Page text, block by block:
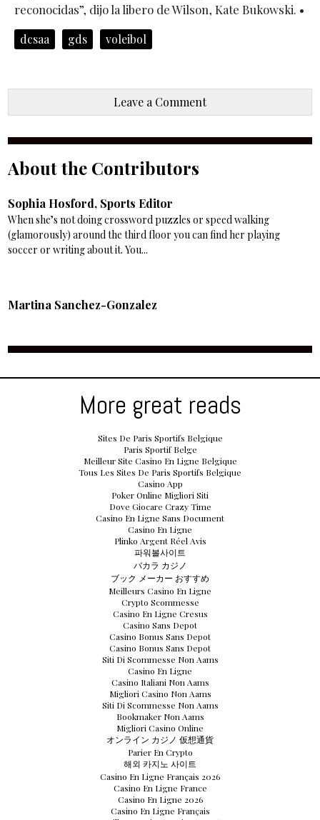
reconocidas”, dijo la libero de Wilson, Kate Bukowski. •
dcsaa gds voleibol
Leave a Comment
About the Contributors
Sophia Hosford, Sports Editor
When she’s not doing crossword puzzles or speed walking
(glamorously) around the third floor you can find her playing
soccer or writing about it. You...
Martina Sanchez-Gonzalez
More great reads
Sites De Paris Sportifs Belgique
Paris Sportif Belge
Meilleur Site Casino En Ligne Belgique
Tous Les Sites De Paris Sportifs Belgique
Casino App
Poker Online Migliori Siti
Dove Giocare Crazy Time
Casino En Ligne Sans Document
Casino En Ligne
Plinko Argent Réel Avis
파워볼사이트
バカラ カジノ
ブック メーカー おすすめ
Meilleurs Casino En Ligne
Crypto Scommesse
Casino En Ligne Cresus
Casino Sans Depot
Casino Bonus Sans Depot
Casino Bonus Sans Depot
Siti Di Scommesse Non Aams
Casino En Ligne
Casino Italiani Non Aams
Migliori Casino Non Aams
Siti Di Scommesse Non Aams
Bookmaker Non Aams
Migliori Casino Online
オンライン カジノ 仮想通貨
Parier En Crypto
해외 카지노 사이트
Casino En Ligne Français 2026
Casino En Ligne France
Casino En Ligne 2026
Casino En Ligne Français